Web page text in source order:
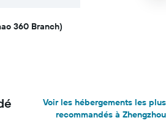
360 Branch)
Voir les hébergements les plus
recommandés à Zhengzhou